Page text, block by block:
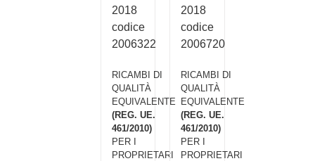
2018
codice
2006322
RICAMBI DI
QUALITÀ
EQUIVALENTE
(REG. UE.
461/2010)
PER I
PROPRIETARI
2018
codice
2006720
RICAMBI DI
QUALITÀ
EQUIVALENTE
(REG. UE.
461/2010)
PER I
PROPRIETARI